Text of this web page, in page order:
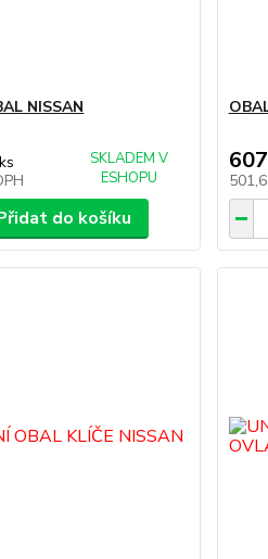
NISSAN
ks
SKLADEM V
ESHOPU
do košíku